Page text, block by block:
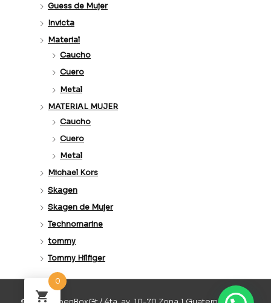
Guess de Mujer
Invicta
Material
Caucho
Cuero
Metal
MATERIAL MUJER
Caucho
Cuero
Metal
Michael Kors
Skagen
Skagen de Mujer
Technomarine
tommy
Tommy Hilfiger
0